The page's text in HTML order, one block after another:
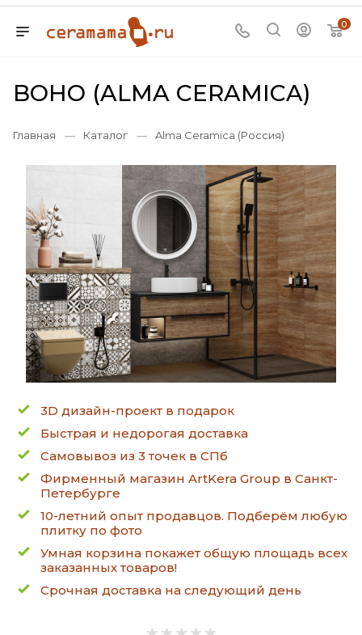
0
BOHO (ALMA CERAMICA)
Главная — Каталог — Alma Ceramica (Россия)
3D дизайн-проект в подарок
Быстрая и недорогая доставка
Самовывоз из 3 точек в СПб
Фирменный магазин ArtKera Group в Санкт-
Петербурге
10-летний опыт продавцов. Подберём любую
плитку по фото
Умная корзина покажет общую площадь всех
заказанных товаров!
Срочная доставка на следующий день